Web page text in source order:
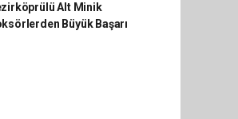
Alt Minik
Büyük Başarı